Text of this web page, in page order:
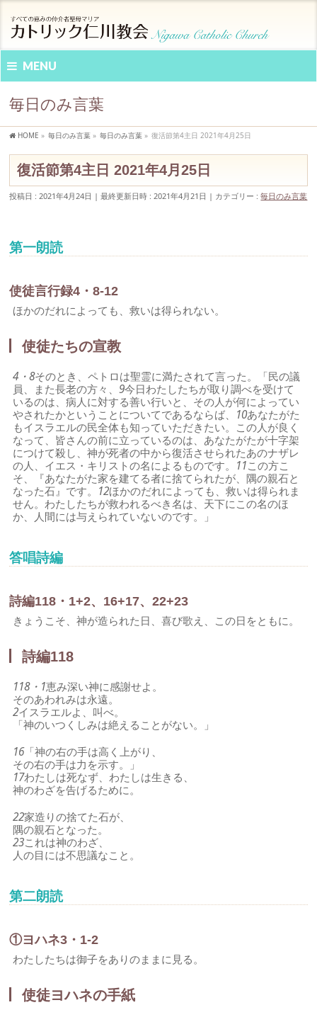
MENU
毎日のみ言葉
HOME » 毎日のみ言葉 » 毎日のみ言葉 » 復活節第4主日 2021年4月25日
復活節第4主日 2021年4月25日
投稿日 : 2021年4月24日 最終更新日時 : 2021年4月21日 カテゴリー :毎日のみ言葉
第一朗読
使徒言行録4・8-12
ほかのだれによっても、救いは得られない。
使徒たちの宣教
4・8そのとき、ペトロは聖霊に満たされて言った。「民の議
員、また長老の方々、9今日わたしたちが取り調べを受けて
いるのは、病人に対する善い行いと、その人が何によってい
やされたかということについてであるならば、 10あなたがた
もイスラエルの民全体も知っていただきたい。この人が良く
なって、皆さんの前に立っているのは、あなたがたが十字架
につけて殺し、神が死者の中から復活させられたあのナザレ
の人、イエス・キリストの名によるものです。 11この方こ
そ、『あなたがた家を建てる者に捨てられたが、隅の親石と
なった石』です。 12ほかのだれによっても、救いは得られま
せん。わたしたちが救われるべき名は、天下にこの名のほ
か、人間には与えられていないのです。」
答唱詩編
詩編118・1+2、16+17、22+23
きょうこそ、神が造られた日、喜び歌え、この日をともに。
詩編118
118・1恵み深い神に感謝せよ。
そのあわれみは永遠。
2イスラエルよ、叫べ。
「神のいつくしみは絶えることがない。」
16「神の右の手は高く上がり、
その右の手は力を示す。」
17わたしは死なず、わたしは生きる、
神のわざを告げるために。
22家造りの捨てた石が、
隅の親石となった。
23これは神のわざ、
人の目には不思議なこと。
第二朗読
①ヨハネ3・1-2
わたしたちは御子をありのままに見る。
使徒ヨハネの手紙